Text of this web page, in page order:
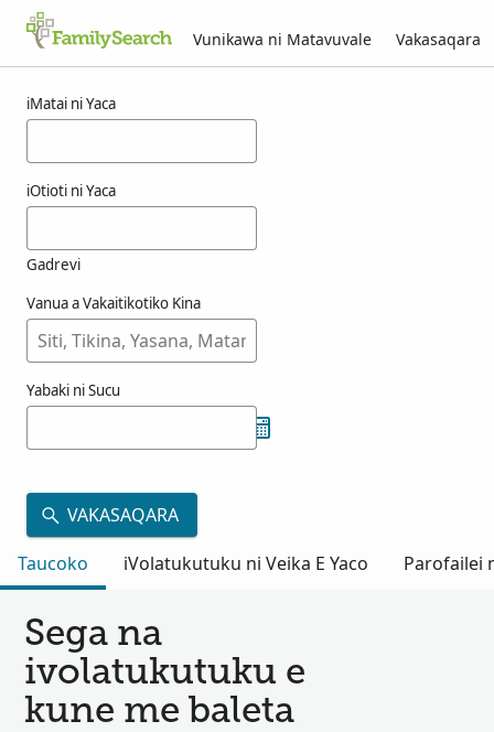
Vunikawa ni Matavuvale Vakasaqara
iMatai ni Yaca
iOtioti ni Yaca
Gadrevi
Vanua a Vakaitikotiko Kina
Yabaki ni Sucu
VAKASAQARA
Taucoko
iVolatukutuku ni Veika E Yaco Parofailei
Sega na
ivolatukutuku e
kune me baleta